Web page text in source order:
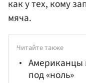
как у тех, кому
мяча.
Читайте также
Американцы
под «ноль»